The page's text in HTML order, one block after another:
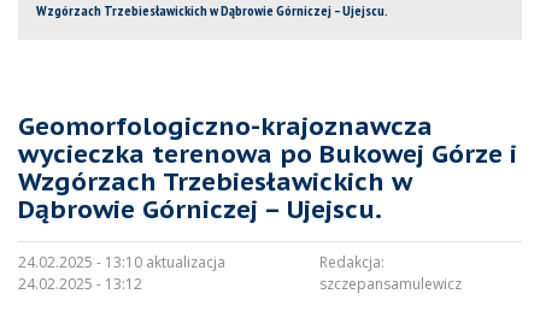
Wzgórzach Trzebiesławickich w Dąbrowie Górniczej – Ujejscu.
Geomorfologiczno-krajoznawcza
wycieczka terenowa po Bukowej Górze i
Wzgórzach Trzebiesławickich w
Dąbrowie Górniczej – Ujejscu.
24.02.2025 - 13:10 aktualizacja
24.02.2025 - 13:12
Redakcja:
szczepansamulewicz